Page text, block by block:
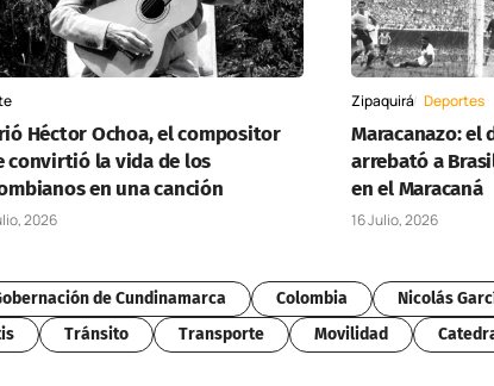
Héctor Ochoa, el compositor
convirtió la vida de los
en una canción
2026
Zipaquirá Deportes
Maracanazo: el
arrebató a
en el Maracaná
16 Julio, 2026
de Cundinamarca Colombia
Nicolás
Tránsito Transporte Movilidad